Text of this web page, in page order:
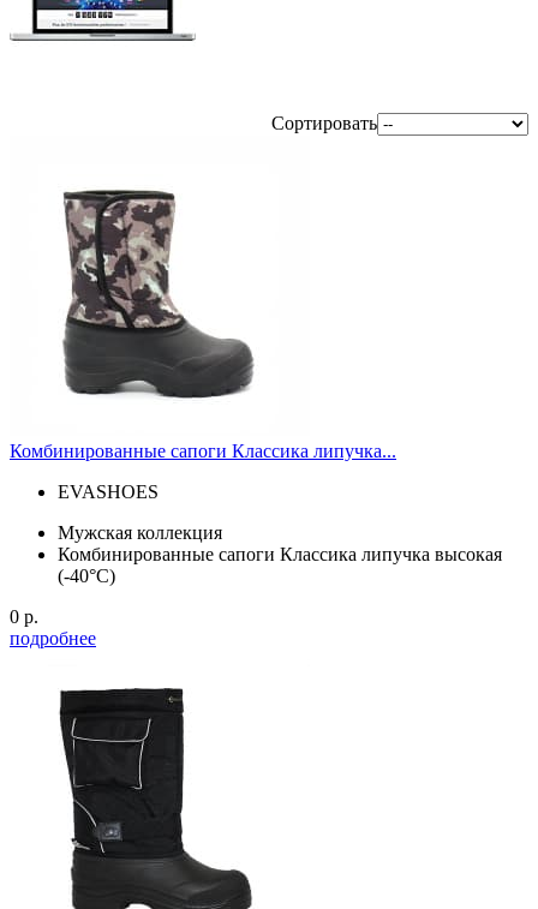
Сортировать
Комбинированные сапоги Классика липучка...
EVASHOES
Мужская коллекция
Комбинированные сапоги Классика липучка высокая
(-40°С)
0 р.
подробнее